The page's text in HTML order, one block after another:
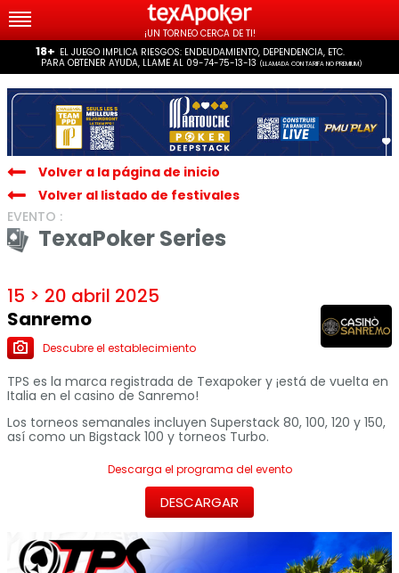
18+ EL JUEGO IMPLICA RIESGOS: ENDEUDAMIENTO, DEPENDENCIA, ETC.
PARA OBTENER AYUDA, LLAME AL 09-74-75-13-13 (LLAMADA CON TARIFA NO PREMIUM)
¡UN TORNEO CERCA DE TI!
Volver a la página de inicio
Volver al listado de festivales
EVENTO :
TexaPoker Series
15 > 20 abril 2025
Sanremo
Descubre el establecimiento
TPS es la marca registrada de Texapoker y ¡está de vuelta en
Italia en el casino de Sanremo!
Los torneos semanales incluyen Superstack 80, 100, 120 y 150,
así como un Bigstack 100 y torneos Turbo.
Descarga el programa del evento
DESCARGAR